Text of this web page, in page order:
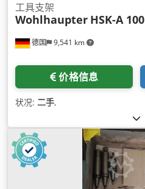
德国 9,541 km
工具支架
Wohlhaupter HSK-A 100
价格信息
状况: 二手,